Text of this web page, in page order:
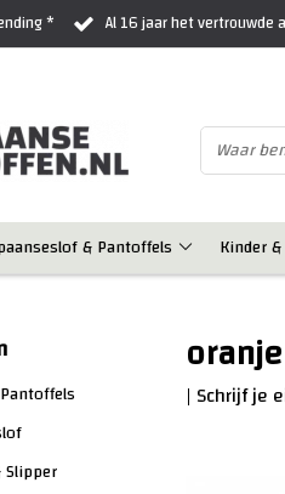
* Al 16 jaar het vertrouwde
& Pantoffels Kinder
Slipper
oranje
| Schrijf je